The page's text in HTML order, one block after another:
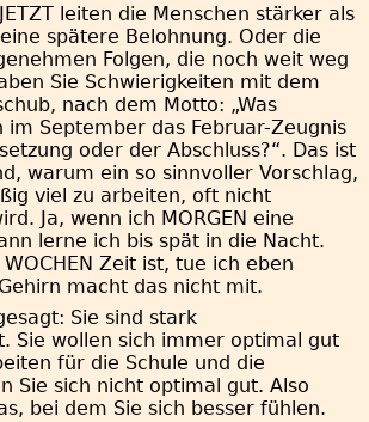
leiten die Menschen stärker als
spätere Belohnung. Oder die
Folgen, die noch weit weg
Sie Schwierigkeiten mit dem
nach dem Motto: „Was
September das Februar-Zeugnis
oder der Abschluss?“. Das ist
warum ein so sinnvoller Vorschlag,
viel zu arbeiten, oft nicht
Ja, wenn ich MORGEN eine
lerne ich bis spät in die Nacht.
Zeit ist, tue ich eben
macht das nicht mit.
Sie sind stark
Sie wollen sich immer optimal gut
für die Schule und die
Sie sich nicht optimal gut. Also
bei dem Sie sich besser fühlen.